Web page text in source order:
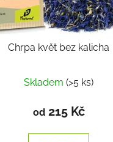
Chrpa květ bez kalicha
Skladem (>5 ks)
od215 Kč